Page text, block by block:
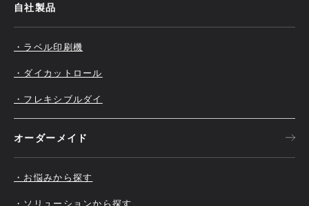
自社製品
・ラベル印刷機
・ダイカットロール
・フレキシブルダイ
オーダーメイド
・お悩みから探す
・ソリューションから探す